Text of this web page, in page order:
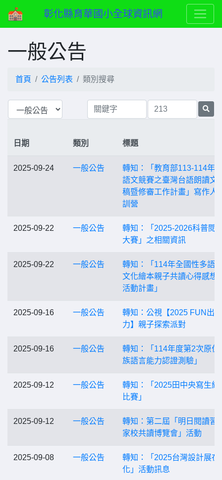
彰化縣育華國小全球資訊網
一般公告
首頁 公告列表 類別搜尋
日期 類別 標題
2025-09-24 一般公告
轉知：「教育部113-114年
語文競賽之臺灣台語朗讀文
稿暨修審工作計畫」寫作人
訓營
2025-09-22 一般公告
轉知：「2025-2026科普閱
大賽」之相關資訊
2025-09-22 一般公告
轉知：「114年全國性多語
文化繪本親子共讀心得感想
活動計畫」
2025-09-16 一般公告
轉知：公視【2025 FUN出
力】親子探索派對
2025-09-16 一般公告
轉知：「114年度第2次原住
族語言能力認證測驗」
2025-09-12 一般公告
轉知：「2025田中央寫生繪
比賽」
2025-09-12 一般公告
轉知：第二屆「明日閱讀習
家校共讀博覽會」活動
2025-09-08 一般公告
轉知：「2025台灣設計展在
化」活動訊息